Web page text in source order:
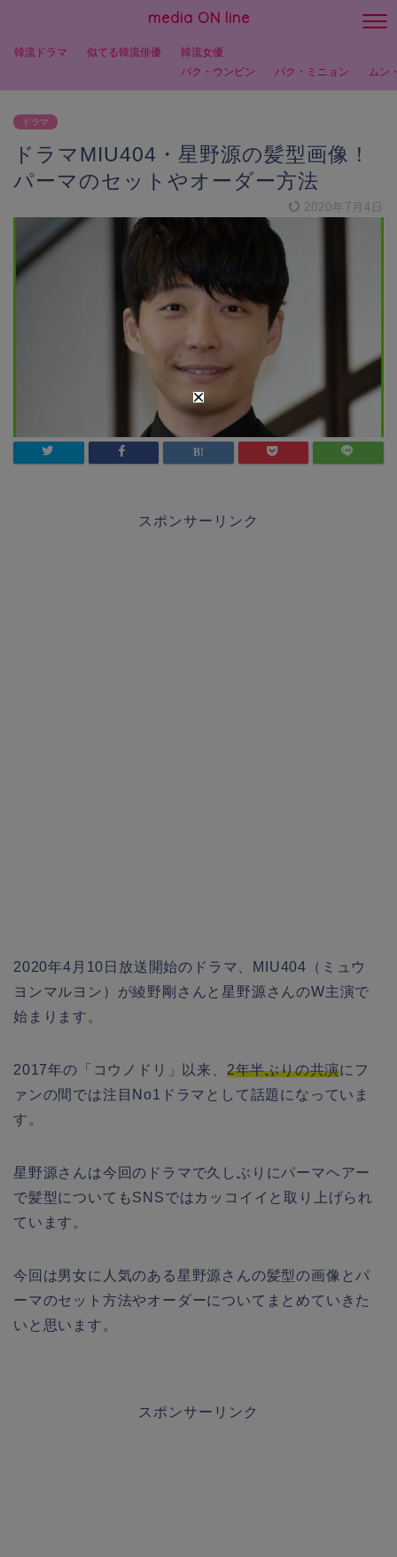
media ON line
韓流ドラマ 似てる韓流俳優
韓流女優
パク・ウンビン
パク・ミニョン ムン
ドラマ
ドラマMIU404・星野源の髪型画像！
パーマのセットやオーダー方法
2020年7月4日
スポンサーリンク
2020年4月10日放送開始のドラマ、MIU404（ミュウ
ヨンマルヨン）が綾野剛さんと星野源さんのW主演で
始まります。
2017年の「コウノドリ」以来、 2年半ぶりの共演にフ
ァンの間では注目No1ドラマとして話題になっていま
す。
星野源さんは今回のドラマで久しぶりにパーマヘアー
で髪型についてもSNSではカッコイイと取り上げられ
ています。
今回は男女に人気のある星野源さんの髪型の画像とパ
ーマのセット方法やオーダーについてまとめていきた
いと思います。
スポンサーリンク